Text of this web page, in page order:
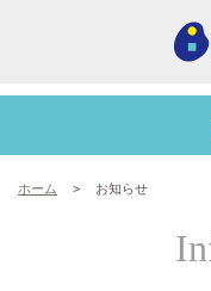
ホーム > お知らせ